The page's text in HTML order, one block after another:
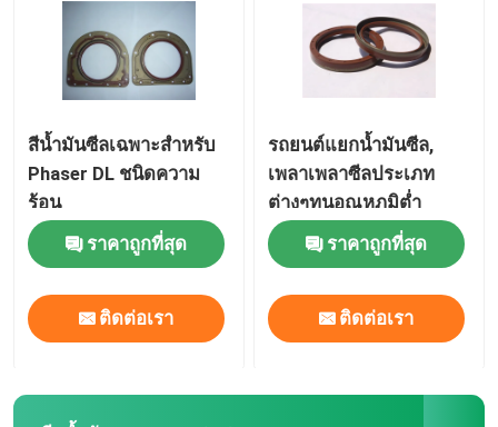
ซีลเพลาเครื่องกล
ซีลน้ำมันก้านวาล์ว
อะไหล่ซ่อมเครื่องยนต์
บรรจุต่อมไฟเบอร์
สีน้ำมันซีลเฉพาะสำหรับ
Phaser DL ชนิดความ
ร้อน
ราคาถูกที่สุด
ติดต่อเรา
รถยนต์แยกน้ำมันซีล,
เพลาเพลาซีลประเภท
ต่างๆทนอุณหภูมิต่ำ
ราคาถูกที่สุด
ติดต่อเรา